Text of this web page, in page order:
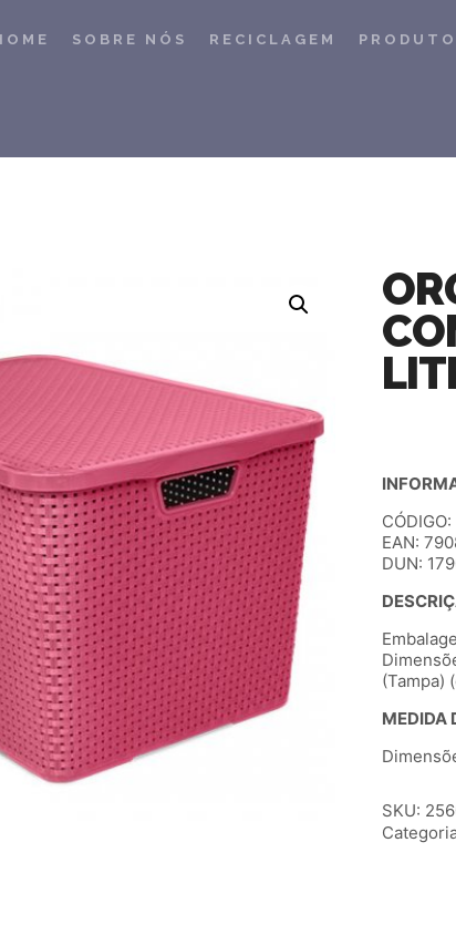
SOBRE NÓS RECICLAGEM
EAN:
DUN:
(Tampa)
MEDIDA
SKU: